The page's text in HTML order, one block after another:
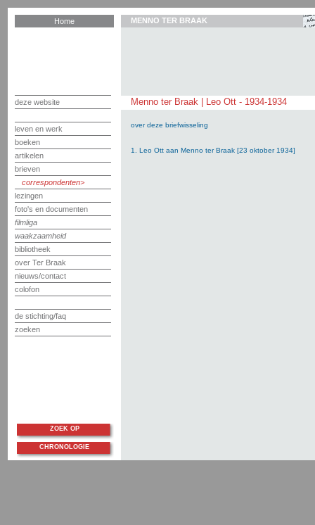
Home
deze website
leven en werk
boeken
artikelen
brieven
correspondenten
lezingen
foto's en documenten
filmliga
waakzaamheid
bibliotheek
over Ter Braak
nieuws/contact
colofon
de stichting/faq
zoeken
MENNO TER BRAAK
Menno ter Braak | Leo Ott - 1934-1934
over deze briefwisseling
1. Leo Ott aan Menno ter Braak [23 oktober 1934]
ZOEK OP
CHRONOLOGIE